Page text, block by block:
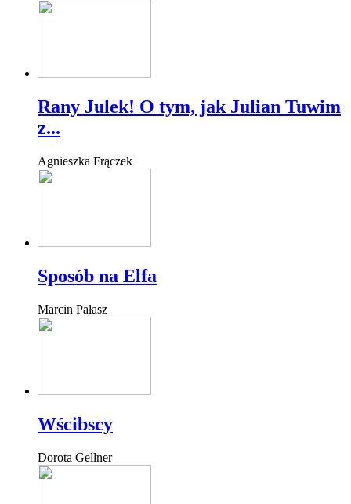
Rany Julek! O tym, jak Julian Tuwim
z...
Agnieszka Frączek
Sposób na Elfa
Marcin Pałasz
Wścibscy
Dorota Gellner